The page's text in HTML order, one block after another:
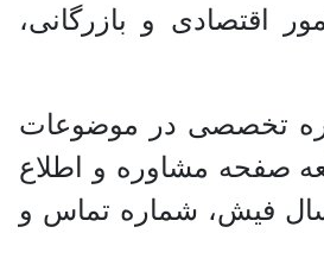
اقتصادی و بازرگانی،
تخصصی در موضوعات
صفحه مشاوره و اطلاع
فیش، شماره تماس و